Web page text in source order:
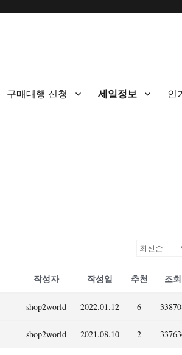
구매대행 신청 세일정보 인
작성자 작성일 추천 조회
shop2world 2022.01.12 6
shop2world 2021.08.10 2